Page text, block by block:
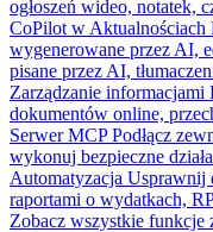
ogłoszeń wideo, notatek,
CoPilot w Aktualnościach
wygenerowane przez AI,
pisane przez AI,
Zarządzanie informacjami
dokumentów online,
Serwer MCP Podłącz
wykonuj bezpieczne
Automatyzacja Usprawnij
raportami o wydatkach,
Zobacz wszystkie funkcje